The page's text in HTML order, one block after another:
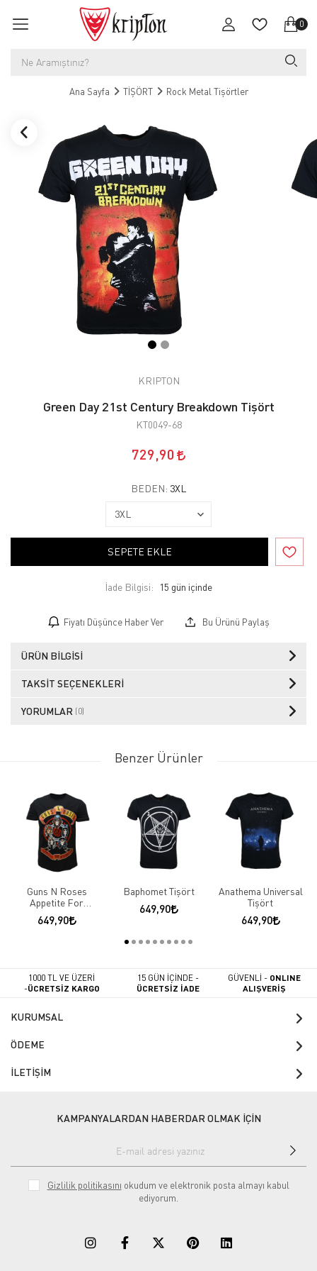
0
Ana Sayfa TİŞÖRT Rock Metal Tişörtler
KRIPTON
Green Day 21st Century Breakdown Tişört
KT0049-68
729,90
BEDEN: 3XL
SEPETE EKLE
İade Bilgisi:
Fiyatı Düşünce Haber Ver Bu Ürünü Paylaş
ÜRÜN BILGISI
TAKSIT SEÇENEKLERI
YORUMLAR (0)
Benzer Ürünler
Guns N Roses
Appetite For
Destruction Tişört
649,90
Baphomet Tişört
649,90
Anathema Universal
Tişört
649,90
1000 TL VE ÜZERİ
-ÜCRETSİZ KARGO
15 GÜN İÇİNDE -
ÜCRETSİZ İADE
GÜVENLİ - ONLINE
ALIŞVERİŞ
KURUMSAL
ÖDEME
İLETİŞİM
KAMPANYALARDAN HABERDAR OLMAK İÇİN
Gizlilik politikasını okudum ve elektronik posta almayı kabul
ediyorum.